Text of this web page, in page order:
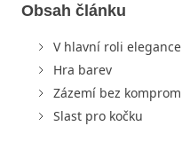
Obsah článku
V hlavní roli elegance
Hra barev
Zázemí bez
Slast pro kočku